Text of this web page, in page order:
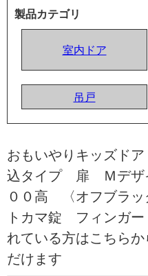
製品カテゴリ
室内ドア
吊戸
おもいやりキッズ
込タイプ 扉 Ｍデザ
００高 〈オフブラ
トカマ錠 フィンガー
れている方はこちら
だけます